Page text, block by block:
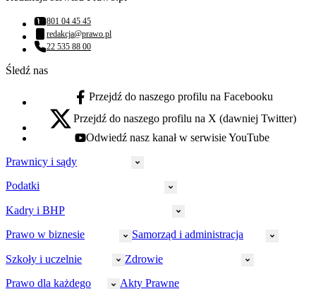
Numer telefonu:
801 04 45 45
Adres email:
redakcja@prawo.pl
Numer telefonu:
22 535 88 00
Śledź nas
facebook - otwiera się w nowej karcie
Przejdź do naszego profilu na Facebooku
x - otwiera się w nowej karcie
Przejdź do naszego profilu na X (dawniej Twitter)
youtube - otwiera się w nowej karcie
Odwiedź nasz kanał w serwisie YouTube
Prawnicy i sądy
Prawnicy
Policja
Strefa aplikanta
Sędziowie
Podatki
CIT
Akcyza
Rachunkowość
Kadry i BHP
HR
Ubezpieczenia społeczne
Prawo w biznesie
Małe i średnie firmy
Samorząd i administracja
Bezpieczeństwo publiczne
Szkoły i uczelnie Zdrowie
Prawo dla każdego Akty Prawne